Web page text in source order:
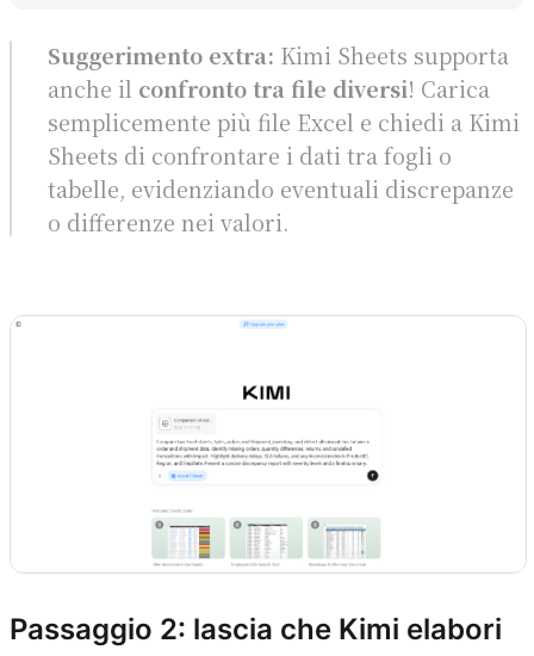
Suggerimento extra: Kimi Sheets supporta
anche il confronto tra file diversi! Carica
semplicemente più file Excel e chiedi a Kimi
Sheets di confrontare i dati tra fogli o
tabelle, evidenziando eventuali discrepanze
o differenze nei valori.
Passaggio 2: lascia che Kimi elabori